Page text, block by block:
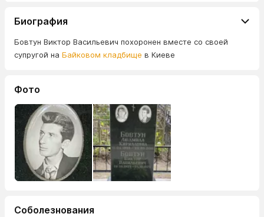
Биография
Бовтун Виктор Васильевич похоронен вместе со своей
супругой на Байковом кладбище в Киеве
Фото
Соболезнования